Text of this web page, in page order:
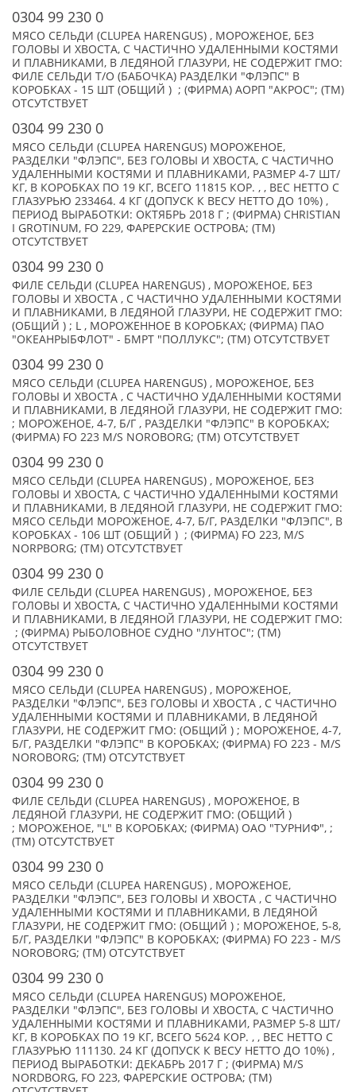
0304 99 230 0
МЯСО СЕЛЬДИ (CLUPEA HARENGUS) , МОРОЖЕНОЕ, БЕЗ
ГОЛОВЫ И ХВОСТА, С ЧАСТИЧНО УДАЛЕННЫМИ КОСТЯМИ
И ПЛАВНИКАМИ, В ЛЕДЯНОЙ ГЛАЗУРИ, НЕ СОДЕРЖИТ ГМО:
ФИЛЕ СЕЛЬДИ Т/О (БАБОЧКА) РАЗДЕЛКИ "ФЛЭПС" В
КОРОБКАХ - 15 ШТ (ОБЩИЙ ) ; (ФИРМА) АОРП "АКРОС"; (TM)
ОТСУТСТВУЕТ
0304 99 230 0
МЯСО СЕЛЬДИ (CLUPEA HARENGUS) МОРОЖЕНОЕ,
РАЗДЕЛКИ "ФЛЭПС", БЕЗ ГОЛОВЫ И ХВОСТА, С ЧАСТИЧНО
УДАЛЕННЫМИ КОСТЯМИ И ПЛАВНИКАМИ, РАЗМЕР 4-7 ШТ/
КГ, В КОРОБКАХ ПО 19 КГ, ВСЕГО 11815 КОР. , , ВЕС НЕТТО С
ГЛАЗУРЬЮ 233464. 4 КГ (ДОПУСК К ВЕСУ НЕТТО ДО 10%) ,
ПЕРИОД ВЫРАБОТКИ: ОКТЯБРЬ 2018 Г ; (ФИРМА) CHRISTIAN
I GROTINUM, FO 229, ФАРЕРСКИЕ ОСТРОВА; (TM)
ОТСУТСТВУЕТ
0304 99 230 0
ФИЛЕ СЕЛЬДИ (CLUPEA HARENGUS) , МОРОЖЕНОЕ, БЕЗ
ГОЛОВЫ И ХВОСТА , С ЧАСТИЧНО УДАЛЕННЫМИ КОСТЯМИ
И ПЛАВНИКАМИ, В ЛЕДЯНОЙ ГЛАЗУРИ, НЕ СОДЕРЖИТ ГМО:
(ОБЩИЙ ) ; L , МОРОЖЕННОЕ В КОРОБКАХ; (ФИРМА) ПАО
"ОКЕАНРЫБФЛОТ" - БМРТ "ПОЛЛУКС"; (TM) ОТСУТСТВУЕТ
0304 99 230 0
МЯСО СЕЛЬДИ (CLUPEA HARENGUS) , МОРОЖЕНОЕ, БЕЗ
ГОЛОВЫ И ХВОСТА , С ЧАСТИЧНО УДАЛЕННЫМИ КОСТЯМИ
И ПЛАВНИКАМИ, В ЛЕДЯНОЙ ГЛАЗУРИ, НЕ СОДЕРЖИТ ГМО:
; МОРОЖЕНОЕ, 4-7, Б/Г , РАЗДЕЛКИ "ФЛЭПС" В КОРОБКАХ;
(ФИРМА) FO 223 M/S NOROBORG; (TM) ОТСУТСТВУЕТ
0304 99 230 0
МЯСО СЕЛЬДИ (CLUPEA HARENGUS) , МОРОЖЕНОЕ, БЕЗ
ГОЛОВЫ И ХВОСТА, С ЧАСТИЧНО УДАЛЕННЫМИ КОСТЯМИ
И ПЛАВНИКАМИ, В ЛЕДЯНОЙ ГЛАЗУРИ, НЕ СОДЕРЖИТ ГМО:
МЯСО СЕЛЬДИ МОРОЖЕНОЕ, 4-7, Б/Г, РАЗДЕЛКИ "ФЛЭПС", В
КОРОБКАХ - 106 ШТ (ОБЩИЙ ) ; (ФИРМА) FO 223, M/S
NORРBORG; (TM) ОТСУТСТВУЕТ
0304 99 230 0
ФИЛЕ СЕЛЬДИ (CLUPEA HARENGUS) , МОРОЖЕНОЕ, БЕЗ
ГОЛОВЫ И ХВОСТА, С ЧАСТИЧНО УДАЛЕННЫМИ КОСТЯМИ
И ПЛАВНИКАМИ, В ЛЕДЯНОЙ ГЛАЗУРИ, НЕ СОДЕРЖИТ ГМО:
; (ФИРМА) РЫБОЛОВНОЕ СУДНО "ЛУНТОС"; (TM)
ОТСУТСТВУЕТ
0304 99 230 0
МЯСО СЕЛЬДИ (CLUPEA HARENGUS) , МОРОЖЕНОЕ,
РАЗДЕЛКИ "ФЛЭПС", БЕЗ ГОЛОВЫ И ХВОСТА , С ЧАСТИЧНО
УДАЛЕННЫМИ КОСТЯМИ И ПЛАВНИКАМИ, В ЛЕДЯНОЙ
ГЛАЗУРИ, НЕ СОДЕРЖИТ ГМО: (ОБЩИЙ ) ; МОРОЖЕНОЕ, 4-7,
Б/Г, РАЗДЕЛКИ "ФЛЭПС" В КОРОБКАХ; (ФИРМА) FO 223 - M/S
NOROBORG; (TM) ОТСУТСТВУЕТ
0304 99 230 0
ФИЛЕ СЕЛЬДИ (CLUPEA HARENGUS) , МОРОЖЕНОЕ, В
ЛЕДЯНОЙ ГЛАЗУРИ, НЕ СОДЕРЖИТ ГМО: (ОБЩИЙ )
; МОРОЖЕНОЕ, "L" В КОРОБКАХ; (ФИРМА) ОАО "ТУРНИФ", ;
(TM) ОТСУТСТВУЕТ
0304 99 230 0
МЯСО СЕЛЬДИ (CLUPEA HARENGUS) , МОРОЖЕНОЕ,
РАЗДЕЛКИ "ФЛЭПС", БЕЗ ГОЛОВЫ И ХВОСТА , С ЧАСТИЧНО
УДАЛЕННЫМИ КОСТЯМИ И ПЛАВНИКАМИ, В ЛЕДЯНОЙ
ГЛАЗУРИ, НЕ СОДЕРЖИТ ГМО: (ОБЩИЙ ) ; МОРОЖЕНОЕ, 5-8,
Б/Г, РАЗДЕЛКИ "ФЛЭПС" В КОРОБКАХ; (ФИРМА) FO 223 - M/S
NOROBORG; (TM) ОТСУТСТВУЕТ
0304 99 230 0
МЯСО СЕЛЬДИ (CLUPEA HARENGUS) МОРОЖЕНОЕ,
РАЗДЕЛКИ "ФЛЭПС", БЕЗ ГОЛОВЫ И ХВОСТА, С ЧАСТИЧНО
УДАЛЕННЫМИ КОСТЯМИ И ПЛАВНИКАМИ, РАЗМЕР 5-8 ШТ/
КГ, В КОРОБКАХ ПО 19 КГ, ВСЕГО 5624 КОР. , , ВЕС НЕТТО С
ГЛАЗУРЬЮ 111130. 24 КГ (ДОПУСК К ВЕСУ НЕТТО ДО 10%) ,
ПЕРИОД ВЫРАБОТКИ: ДЕКАБРЬ 2017 Г ; (ФИРМА) M/S
NORDBORG, FO 223, ФАРЕРСКИЕ ОСТРОВА; (TM)